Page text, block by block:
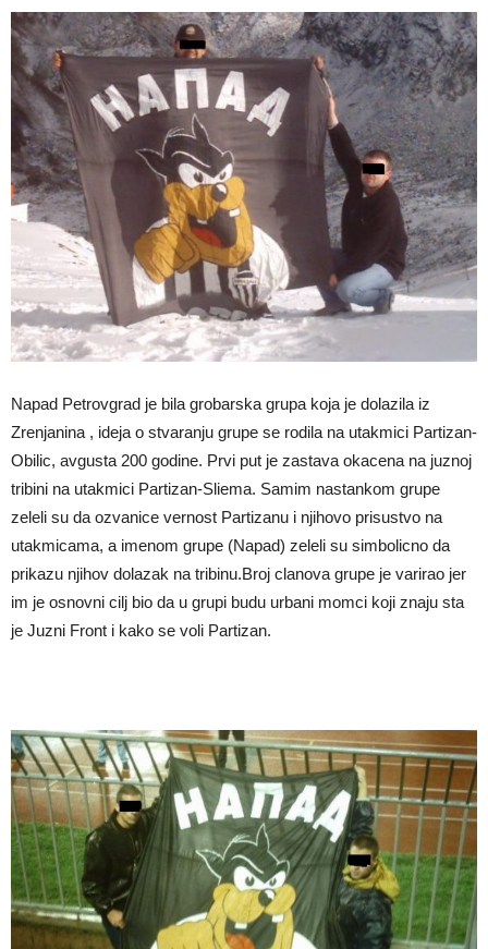
Napad Petrovgrad je bila grobarska grupa koja je dolazila iz
Zrenjanina , ideja o stvaranju grupe se rodila na utakmici Partizan-
Obilic, avgusta 200 godine. Prvi put je zastava okacena na juznoj
tribini na utakmici Partizan-Sliema. Samim nastankom grupe
zeleli su da ozvanice vernost Partizanu i njihovo prisustvo na
utakmicama, a imenom grupe (Napad) zeleli su simbolicno da
prikazu njihov dolazak na tribinu.Broj clanova grupe je varirao jer
im je osnovni cilj bio da u grupi budu urbani momci koji znaju sta
je Juzni Front i kako se voli Partizan.